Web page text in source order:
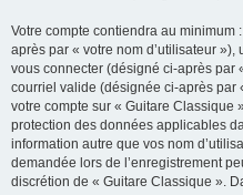
Votre compte contiendra au minimum
après par « votre nom d’utilisateur
vous connecter (désigné ci-après par
courriel valide (désignée ci-après par
votre compte sur « Guitare Classique
protection des données applicables
information autre que vos nom
demandée lors de l’enregistrement
discrétion de « Guitare Classique ».